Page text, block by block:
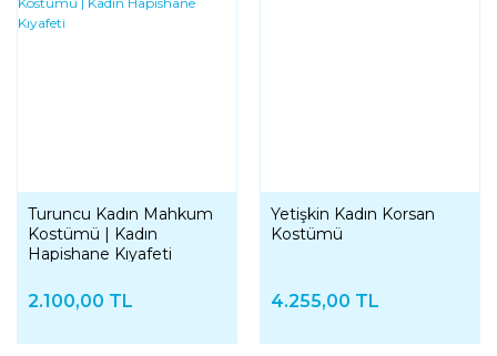
Turuncu Kadın Mahkum
Kostümü | Kadın
Hapishane Kıyafeti
2.100,00 TL
Yetişkin Kadın Korsan
Kostümü
4.255,00 TL